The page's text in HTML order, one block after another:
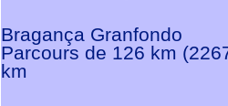
Bragança Granfondo
Parcours de 126 km
km